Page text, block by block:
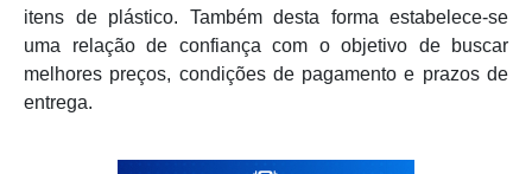
itens de plástico. Também desta forma estabelece-se
uma relação de confiança com o objetivo de buscar
melhores preços, condições de pagamento e prazos de
entrega.